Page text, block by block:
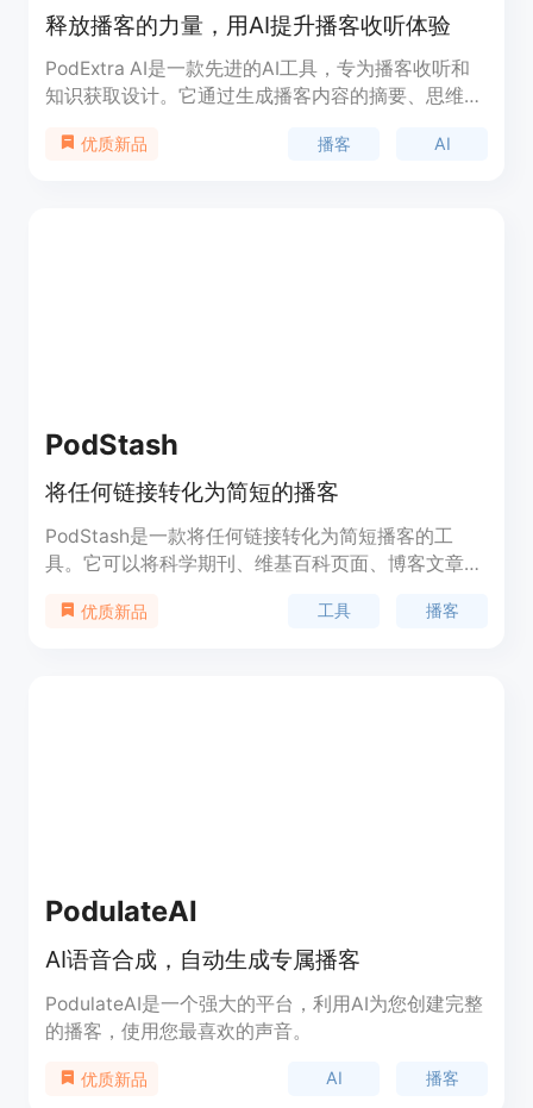
释放播客的力量，用AI提升播客收听体验
PodExtra AI是一款先进的AI工具，专为播客收听和
知识获取设计。它通过生成播客内容的摘要、思维导
心内容。产品背景信息显示，播客爱好者平均每周消
优质新品 播客 AI
PodStash
将任何链接转化为简短的播客
PodStash是一款将任何链接转化为简短播客的工
具。它可以将科学期刊、维基百科页面、博客文章等
息。该产品通过AI技术生成播客脚本，然后生成约5
优质新品 工具 播客
PodulateAI
AI语音合成，自动生成专属播客
PodulateAI是一个强大的平台，利用AI为您创建完整
的播客，使用您最喜欢的声音。
优质新品 AI 播客